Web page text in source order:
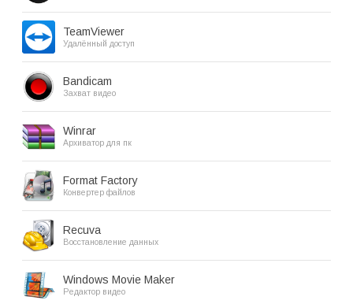
TeamViewer
Удалённый доступ
Bandicam
Захват видео
Winrar
Архиватор для пк
Format Factory
Конвертер файлов
Recuva
Восстановление данных
Windows Movie Maker
Редактор видео